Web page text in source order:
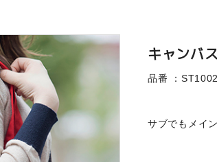
キャンバ
品番 ：
サブでもメイ